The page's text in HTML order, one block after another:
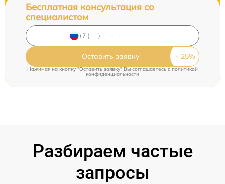
Бесплатная консультация со
специалистом
Оставить заявку
Нажимая на кнопку "Оставить заявку" Вы соглашаетесь cполитикой
конфиденциальности
Разбираем частые
запросы